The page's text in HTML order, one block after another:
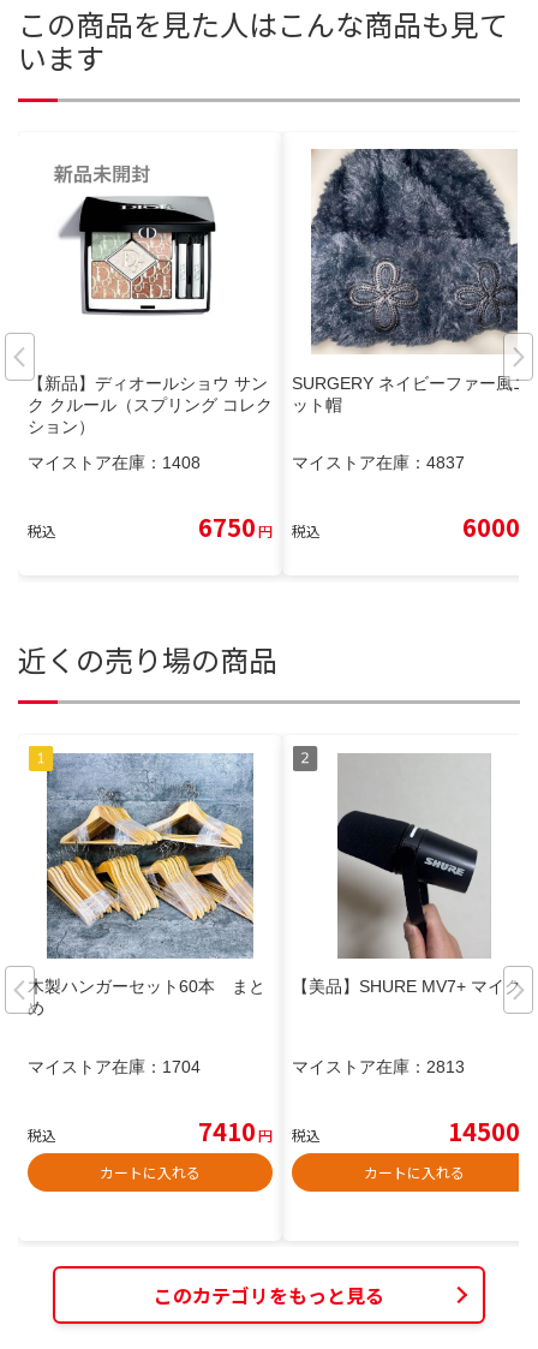
この商品を見た人はこんな商品も見て
います
【新品】ディオールショウ サン
ク クルール（スプリング コレク
ション）
マイストア在庫： 1408
税込 6750円
SURGERY ネイビーファー風ニ
ット帽
マイストア在庫： 4837
税込 6000
近くの売り場の商品
木製ハンガーセット60本 まと
め
マイストア在庫： 1704
税込 7410円
カートに入れる
【美品】SHURE MV7+ マイク
マイストア在庫： 2813
税込 14500
カートに入れる
このカテゴリをもっと見る